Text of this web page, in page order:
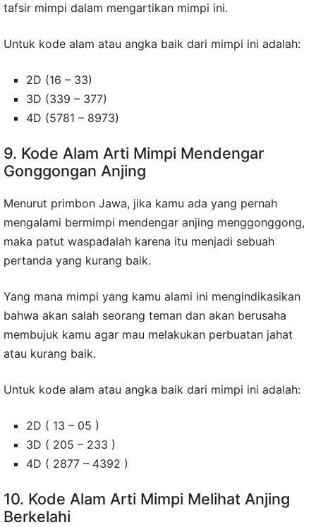
tafsir mimpi dalam mengartikan mimpi ini.
Untuk kode alam atau angka baik dari mimpi ini adalah:
2D (16 – 33)
3D (339 – 377)
4D (5781 – 8973)
9. Kode Alam Arti Mimpi Mendengar
Gonggongan Anjing
Menurut primbon Jawa, jika kamu ada yang pernah
mengalami bermimpi mendengar anjing menggonggong,
maka patut waspadalah karena itu menjadi sebuah
pertanda yang kurang baik.
Yang mana mimpi yang kamu alami ini mengindikasikan
bahwa akan salah seorang teman dan akan berusaha
membujuk kamu agar mau melakukan perbuatan jahat
atau kurang baik.
Untuk kode alam atau angka baik dari mimpi ini adalah:
2D ( 13 – 05 )
3D ( 205 – 233 )
4D ( 2877 – 4392 )
10. Kode Alam Arti Mimpi Melihat Anjing
Berkelahi